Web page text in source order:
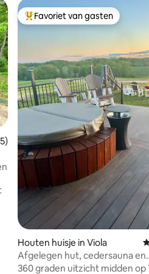
beoordeling van 4,98 uit 5, 265
Topfavoriet van gasten
Favoriet van gasten
Houten huisje in Viola
Afgelegen hut, cedersauna en
bubbelbad, buitendouche
360 graden uitzicht midden op